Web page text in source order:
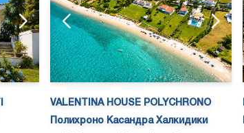
VALENTINA HOUSE POLYCHRONO
Полихроно Касандра Халкидики